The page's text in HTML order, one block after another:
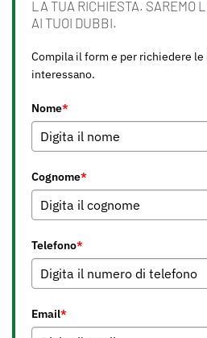
LA TUA RICHIESTA. SAREMO
AI TUOI DUBBI.
Compila il form e per richiedere
interessano.
Nome*
Cognome*
Telefono*
Email*